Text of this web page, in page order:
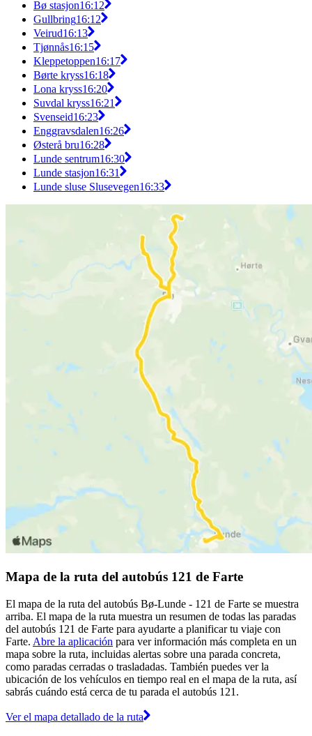
Bø stasjon16:12
Gullbring16:12
Veirud16:13
Tjønnås16:15
Kleppetoppen16:17
Børte kryss16:18
Lona kryss16:20
Suvdal kryss16:21
Svenseid16:23
Enggravsdalen16:26
Østerå bru16:28
Lunde sentrum16:30
Lunde stasjon16:31
Lunde sluse Slusevegen16:33
Mapa de la ruta del autobús 121 de Farte
El mapa de la ruta del autobús Bø-Lunde - 121 de Farte se muestra
arriba. El mapa de la ruta muestra un resumen de todas las paradas
del autobús 121 de Farte para ayudarte a planificar tu viaje con
Farte. Abre la aplicación para ver información más completa en un
mapa sobre la ruta, incluidas alertas sobre una parada concreta,
como paradas cerradas o trasladadas. También puedes ver la
ubicación de los vehículos en tiempo real en el mapa de la ruta, así
sabrás cuándo está cerca de tu parada el autobús 121.
Ver el mapa detallado de la ruta